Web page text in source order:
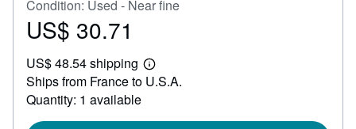
Condition: Used - Near fine
Price
30.71
US$ 30.71
US$ 48.54 shipping
Learn
more
Ships from France to U.S.A.
Quantity: 1 available